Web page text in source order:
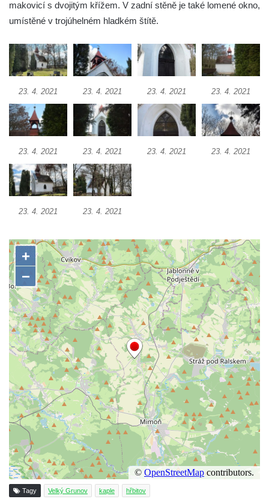
Kostel svatého Ducha v poutním areálu
Římov
hrob
Křížová cesta Římov – XXIV. kaple – Pieta
Křížová cesta Římov – XXIII. kaple –
Kalvárie
Křížová cesta Římov – XXII. kaple – Šimon
Popravní brána
Křížová cesta Římov – XX. kaple – Svatá
Veronika potkává Ježíše a utírá mu do své
Křížová cesta Římov – XIX. kaple – Kristus
kříž nesoucí potkává Pannu Marii
Křížová cesta Římov – XVIII. kaple – Na
Ježíše vložen kříž
Křížová cesta Římov – XVII. kaple – Velký
Pilát
Křížová cesta Římov – XVI. kaple – U
Herodesa
Křížová cesta Římov – XV. kaple – Malý
Pilát
Křížová cesta Římov – XIV. kaple – U
Kaifáše (U Děvečky)
Křížová cesta Římov – XIII. kaple – U
Annáše (U Kaifáše)
Křížová cesta Římov – XII. kaple – Vodní
brána
makovicí s dvojitým křížem. V zadní stěně je také lomené okno,
umístěné v trojúhelném hladkém štítě.
23. 4. 2021 23. 4. 2021 23. 4. 2021 23. 4. 2021
23. 4. 2021 23. 4. 2021 23. 4. 2021 23. 4. 2021
23. 4. 2021 23. 4. 2021
Tagy Velký Grunov kaple hřbitov